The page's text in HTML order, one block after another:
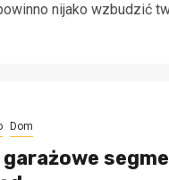
nijako wzbudzić
Dom
garażowe